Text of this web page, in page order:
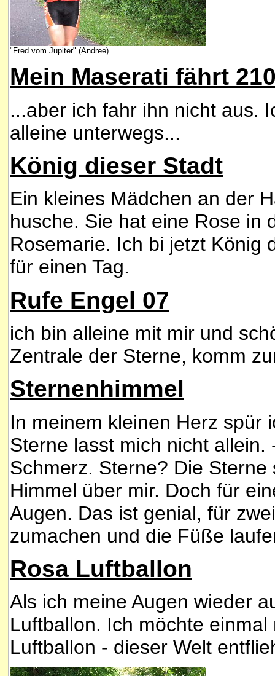
"Fred vom Jupiter" (Andree)
Mein Maserati fährt
...aber ich fahr ihn nicht aus.
alleine unterwegs...
König dieser Stadt
Ein kleines Mädchen an der
husche. Sie hat eine Rose in
Rosemarie. Ich bi jetzt König
für einen Tag.
Rufe Engel 07
ich bin alleine mit mir und
Zentrale der Sterne, komm
Sternenhimmel
In meinem kleinen Herz spür
Sterne lasst mich nicht
Schmerz. Sterne? Die
Himmel über mir. Doch für
Augen. Das ist genial, für
zumachen und die Füße
Rosa Luftballon
Als ich meine Augen wieder
Luftballon. Ich möchte
Luftballon - dieser Welt